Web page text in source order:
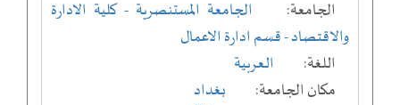
الجامعة:
الجامعة المستنصرية - كلية الادارة
والاقتصاد- قسم ادارة الاعمال
اللغة:
العربية
مكان الجامعة:
بغداد